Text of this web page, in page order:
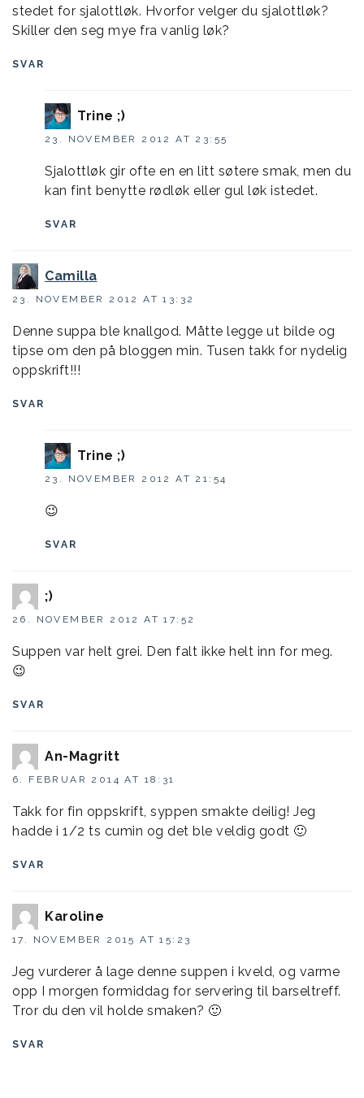
stedet for sjalottløk. Hvorfor velger du sjalottløk?
Skiller den seg mye fra vanlig løk?
SVAR
Trine ;)
23. NOVEMBER 2012 AT 23:55
Sjalottløk gir ofte en en litt søtere smak, men du
kan fint benytte rødløk eller gul løk istedet.
SVAR
Camilla
23. NOVEMBER 2012 AT 13:32
Denne suppa ble knallgod. Måtte legge ut bilde og
tipse om den på bloggen min. Tusen takk for nydelig
oppskrift!!!
SVAR
Trine ;)
23. NOVEMBER 2012 AT 21:54
😉
SVAR
;)
26. NOVEMBER 2012 AT 17:52
Suppen var helt grei. Den falt ikke helt inn for meg.
😉
SVAR
An-Magritt
6. FEBRUAR 2014 AT 18:31
Takk for fin oppskrift, syppen smakte deilig! Jeg
hadde i 1/2 ts cumin og det ble veldig godt 🙂
SVAR
Karoline
17. NOVEMBER 2015 AT 15:23
Jeg vurderer å lage denne suppen i kveld, og varme
opp I morgen formiddag for servering til barseltreff.
Tror du den vil holde smaken? 🙂
SVAR